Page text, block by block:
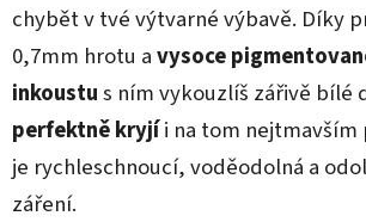
chybět v tvé výtvarné výbavě. Díky
0,7mm hrotu avysoce
inkoustus ním vykouzlíš zářivě bílé
perfektně kryjíi na tom nejtmavším
je rychleschnoucí, voděodolná a
záření.